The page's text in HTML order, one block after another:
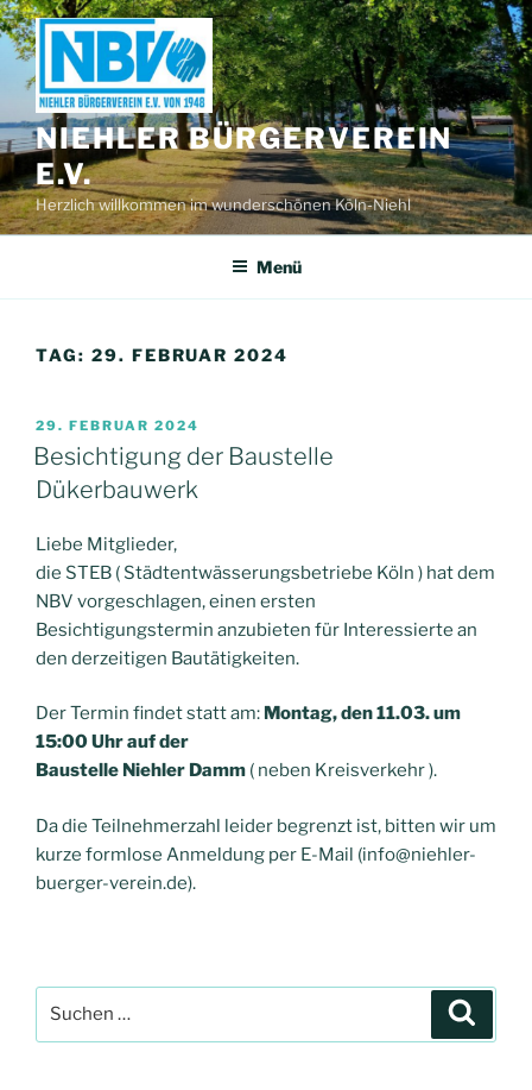
Zum
Inhalt
springen
NIEHLER BÜRGERVEREIN
E.V.
Herzlich willkommen im wunderschönen Köln-Niehl
Menü
TAG: 29. FEBRUAR 2024
VERÖFFENTLICHT
AM
29. FEBRUAR 2024
Besichtigung der Baustelle
Dükerbauwerk
Liebe Mitglieder,
die STEB ( Städtentwässerungsbetriebe Köln ) hat dem
NBV vorgeschlagen, einen ersten
Besichtigungstermin anzubieten für Interessierte an
den derzeitigen Bautätigkeiten.
Der Termin findet statt am: Montag, den 11.03. um
15:00 Uhr auf der
Baustelle Niehler Damm ( neben Kreisverkehr ).
Da die Teilnehmerzahl leider begrenzt ist, bitten wir um
kurze formlose Anmeldung per E-Mail (info@niehler-
buerger-verein.de).
nach: